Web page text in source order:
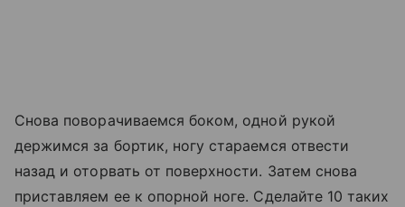
Снова поворачиваемся боком, одной рукой
держимся за бортик, ногу стараемся отвести
назад и оторвать от поверхности. Затем снова
приставляем ее к опорной ноге. Сделайте 10 таких